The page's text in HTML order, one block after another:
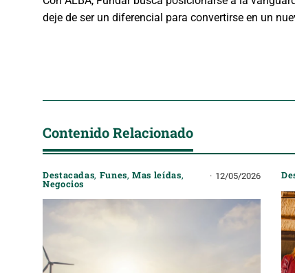
deje de ser un diferencial para convertirse en un
Contenido Relacionado
Destacadas, Funes,Mas leídas,
Negocios
12/05/2026